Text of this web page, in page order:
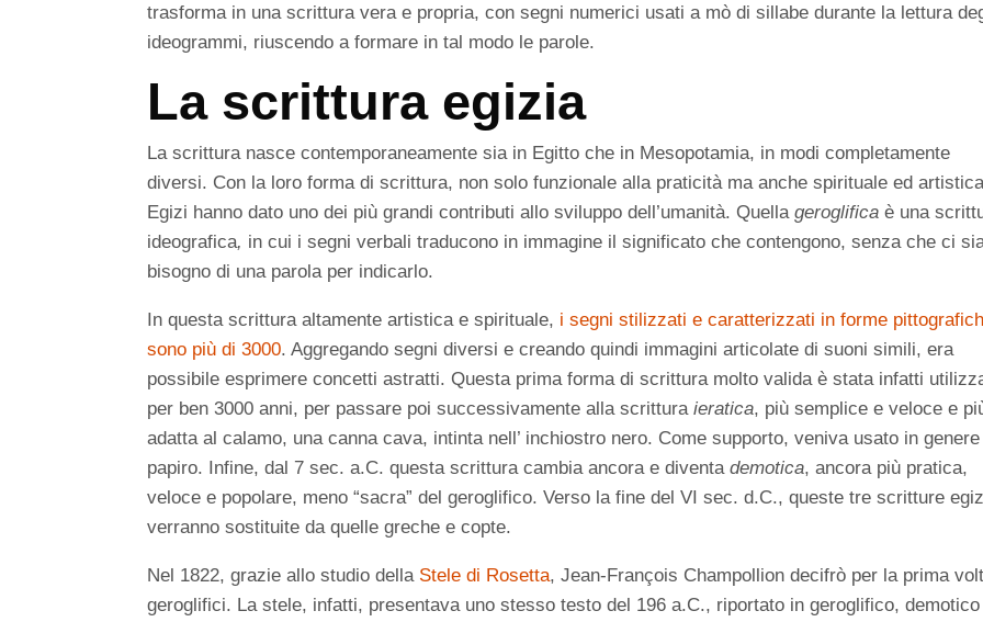
trasforma in una scrittura vera e propria, con segni numerici usati a mò di sillabe durante la lettura
ideogrammi, riuscendo a formare in tal modo le parole.
La scrittura egizia
La scrittura nasce contemporaneamente sia in Egitto che in Mesopotamia, in modi completamente
diversi. Con la loro forma di scrittura, non solo funzionale alla praticità ma anche spirituale ed
Egizi hanno dato uno dei più grandi contributi allo sviluppo dell’umanità. Quellageroglifica è una
ideografica, in cui i segni verbali traducono in immagine il significato che contengono, senza che ci
bisogno di una parola per indicarlo.
In questa scrittura altamente artistica e spirituale, i segni stilizzati e caratterizzati in forme
sono più di 3000. Aggregando segni diversi e creando quindi immagini articolate di suoni simili, era
possibile esprimere concetti astratti. Questa prima forma di scrittura molto valida è stata infatti
per ben 3000 anni, per passare poi successivamente alla scritturaieratica, più semplice e veloce e
adatta al calamo, una canna cava, intinta nell’ inchiostro nero. Come supporto, veniva usato in
papiro. Infine, dal 7 sec. a.C. questa scrittura cambia ancora e diventademotica, ancora più pratica,
veloce e popolare, meno “sacra” del geroglifico. Verso la fine del VI sec. d.C., queste tre scritture
verranno sostituite da quelle greche e copte.
Nel 1822, grazie allo studio della Stele di Rosetta, Jean-François Champollion decifrò per la prima
geroglifici. La stele, infatti, presentava uno stesso testo del 196 a.C., riportato in geroglifico, demotico